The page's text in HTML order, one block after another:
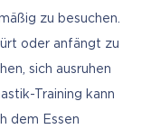
zu besuchen.
oder anfängt zu
sich ausruhen
Training kann
dem Essen